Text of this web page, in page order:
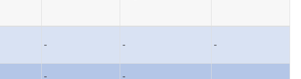
- - -
- -